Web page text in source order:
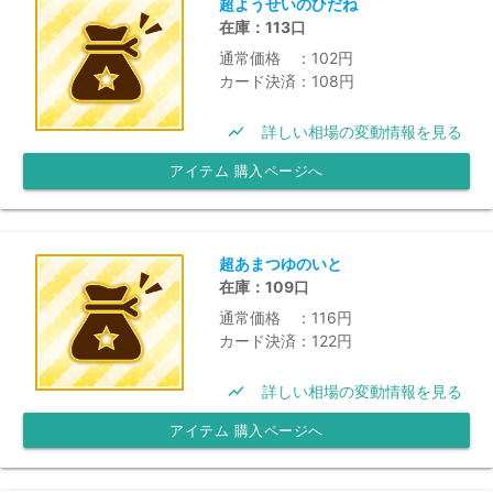
超ようせいのひだね
在庫：113口
通常価格 ：102円
カード決済：108円
アイテム 購入ページへ
show_chart 詳しい相場の変動情報を見る
超あまつゆのいと
在庫：109口
通常価格 ：116円
カード決済：122円
アイテム 購入ページへ
show_chart 詳しい相場の変動情報を見る